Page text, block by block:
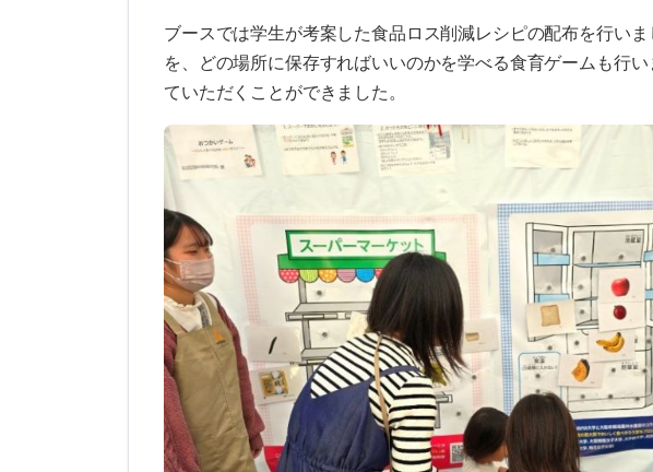
ブースでは学生が考案した食品ロス削減レシピの配布を行い
を、どの場所に保存すればいいのかを学べる食育ゲームも行
ていただくことができました。